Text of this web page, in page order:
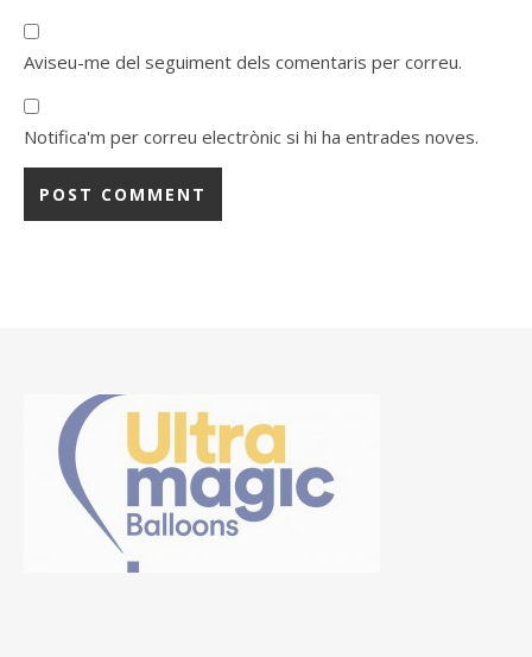
Aviseu-me del seguiment dels comentaris per correu.
Notifica'm per correu electrònic si hi ha entrades noves.